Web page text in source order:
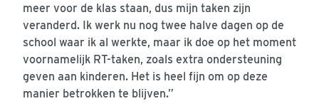
meer voor de klas staan, dus mijn taken zijn
veranderd. Ik werk nu nog twee halve dagen op de
school waar ik al werkte, maar ik doe op het moment
voornamelijk RT-taken, zoals extra ondersteuning
geven aan kinderen. Het is heel fijn om op deze
manier betrokken te blijven.”